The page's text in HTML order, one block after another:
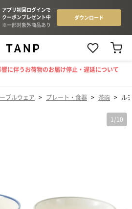
響に伴うお荷物のお届け停止・遅延について
ブルウェア > プレート・食器 > 茶碗 > ル
1 /10